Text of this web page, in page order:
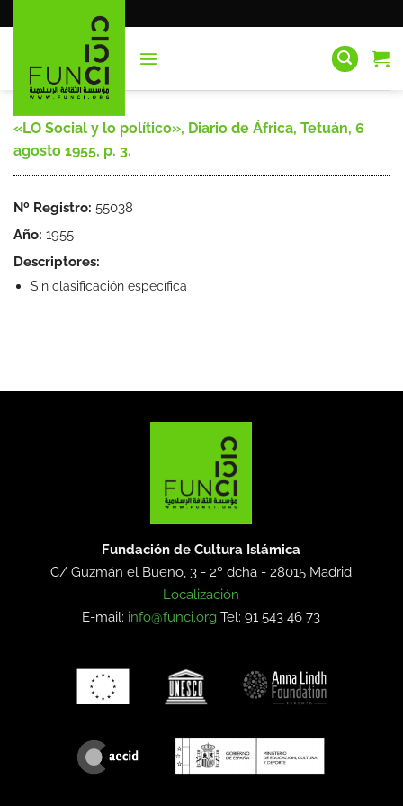
al
«LO Social y lo político», Diario de África, Tetuán, 6
agosto 1955, p. 3.
Nº Registro: 55038
Año: 1955
Descriptores:
Sin clasificación específica
Fundación de Cultura Islámica
C/ Guzmán el Bueno, 3 - 2º dcha -28015 Madrid
Localización
E-mail: info@funci.org Tel: 91 543 46 73